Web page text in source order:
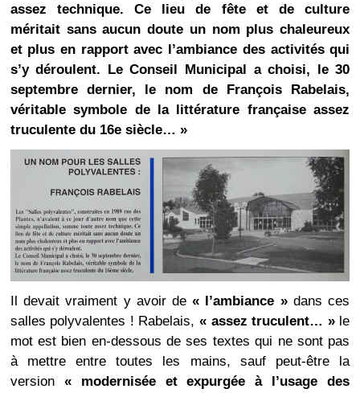
assez technique. Ce lieu de fête et de culture
méritait sans aucun doute un nom plus chaleureux
et plus en rapport avec l’ambiance des activités qui
s’y déroulent. Le Conseil Municipal a choisi, le 30
septembre dernier, le nom de François Rabelais,
véritable symbole de la littérature française assez
truculente du 16e siècle… »
Il devait vraiment y avoir de« l’ambiance »dans ces
salles polyvalentes ! Rabelais, « assez truculent… »le
mot est bien en-dessous de ses textes qui ne sont pas
à mettre entre toutes les mains, sauf peut-être la
version « modernisée et expurgée à l’usage des